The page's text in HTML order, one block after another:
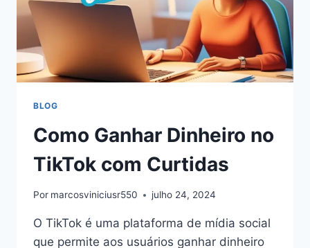
BLOG
Como Ganhar Dinheiro no
TikTok com Curtidas
Por marcosviniciusr550 julho 24, 2024
O TikTok é uma plataforma de mídia social
que permite aos usuários ganhar dinheiro